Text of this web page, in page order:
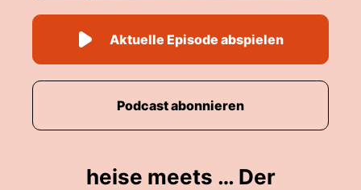
heise meets … Der
Aktuelle Episode abspielen
Podcast abonnieren